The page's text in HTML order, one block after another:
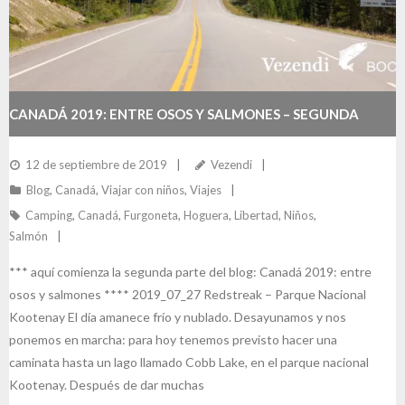
CANADÁ 2019: ENTRE OSOS Y SALMONES – SEGUNDA
PARTE
12 de septiembre de 2019
Vezendi
Blog, Canadá, Viajar con niños, Viajes
Camping, Canadá, Furgoneta, Hoguera, Libertad, Niños,
Salmón
*** aquí comienza la segunda parte del blog: Canadá 2019: entre
osos y salmones **** 2019_07_27 Redstreak – Parque Nacional
Kootenay El día amanece frío y nublado. Desayunamos y nos
ponemos en marcha: para hoy tenemos previsto hacer una
caminata hasta un lago llamado Cobb Lake, en el parque nacional
Kootenay. Después de dar muchas